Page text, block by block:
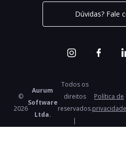
Dúvidas? Fale
©
2026
Aurum
Software
Ltda.
Todos os
direitos
reservados.
|
Política de
privacidade